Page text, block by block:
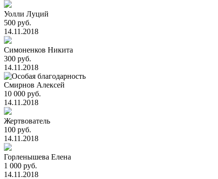
Уолли Луций
500 руб.
14.11.2018
Симоненков Никита
300 руб.
14.11.2018
Смирнов Алексей
10 000 руб.
14.11.2018
Жертвователь
100 руб.
14.11.2018
Горленышева Елена
1 000 руб.
14.11.2018